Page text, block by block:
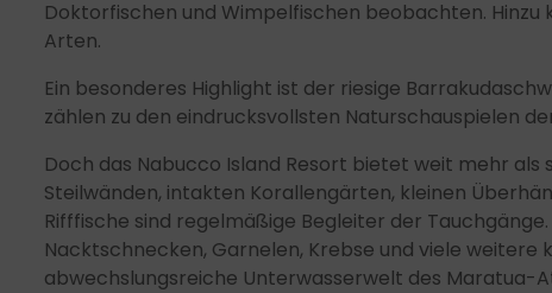
Doktorfischen und Wimpelfischen beobachten.
Arten.
Ein besonderes Highlight ist der riesige
zählen zu den eindrucksvollsten Naturschauspielen
Doch das Nabucco Island Resort bietet weit mehr
Steilwänden, intakten Korallengärten, kleinen
Rifffische sind regelmäßige Begleiter der
Nacktschnecken, Garnelen, Krebse und viele
abwechslungsreiche Unterwasserwelt des Maratua-